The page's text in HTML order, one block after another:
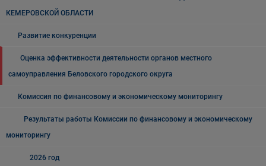
КЕМЕРОВСКОЙ ОБЛАСТИ
Развитие конкуренции
Оценка эффективности деятельности органов местного
самоуправления Беловского городского округа
Комиссия по финансовому и экономическому мониторингу
Результаты работы Комиссии по финансовому и экономическому
мониторингу
2026 год